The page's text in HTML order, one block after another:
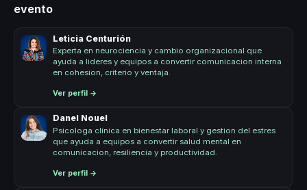
evento
Leticia Centurión
Experta en neurociencia y cambio organizacional que
ayuda a lideres y equipos a convertir comunicacion interna
en cohesion, criterio y ventaja.
Ver perfil →
Danel Nouel
Psicologa clinica en bienestar laboral y gestion del estres
que ayuda a equipos a convertir salud mental en
comunicacion, resiliencia y productividad.
Ver perfil →